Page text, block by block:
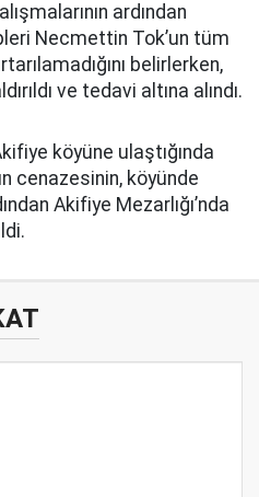
ardından
Necmettin Tok’un tüm
belirlerken,
ve tedavi altına alındı.
köyüne ulaştığında
cenazesinin, köyünde
Akifiye Mezarlığı’nda